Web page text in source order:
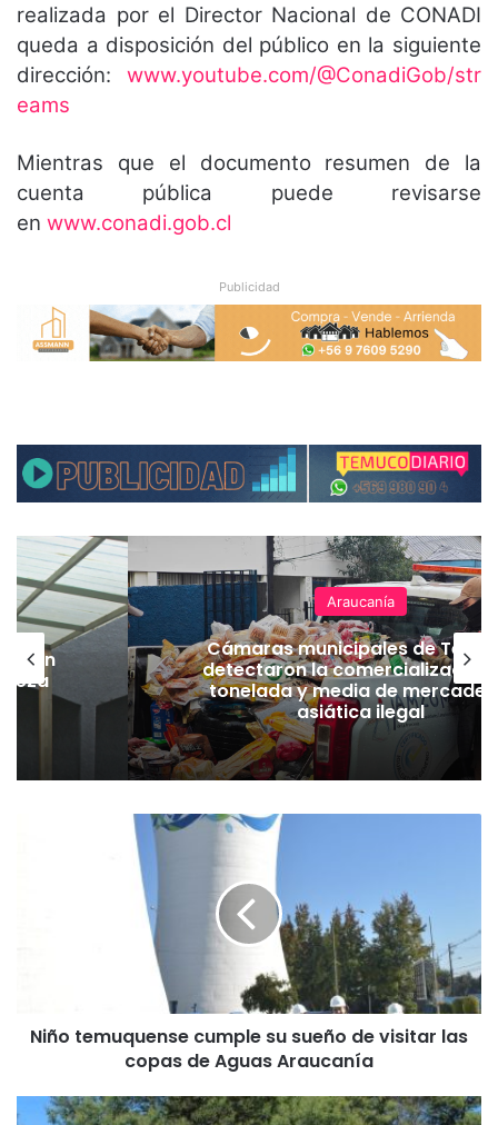
realizada por el Director Nacional de CONADI
queda a disposición del público en la siguiente
dirección: www.youtube.com/@ConadiGob/str
eams
Mientras que el documento resumen de la
cuenta pública puede revisarse
en www.conadi.gob.cl
Publicidad
Araucanía
Cámaras municipales de Temuco
detectaron la comercialización de
tonelada y media de mercadería
asiática ilegal
Niño temuquense cumple su sueño de visitar las
copas de Aguas Araucanía